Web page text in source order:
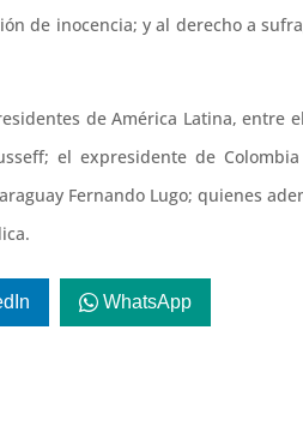
de inocencia; y al derecho a
de América Latina, entre
el expresidente de
Fernando Lugo; quienes
WhatsApp